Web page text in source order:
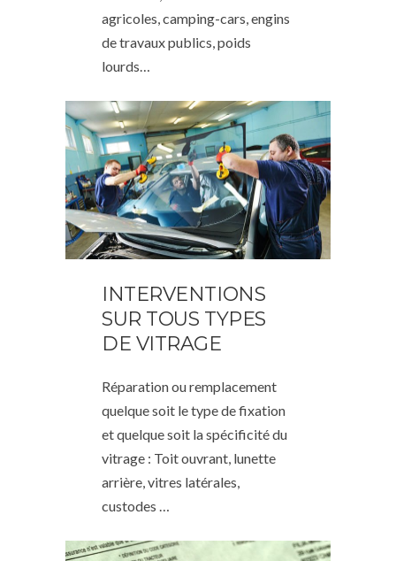
agricoles, camping-cars, engins
de travaux publics, poids
lourds…
INTERVENTIONS
SUR TOUS TYPES
DE VITRAGE
Réparation ou remplacement
quelque soit le type de fixation
et quelque soit la spécificité du
vitrage : Toit ouvrant, lunette
arrière, vitres latérales,
custodes …